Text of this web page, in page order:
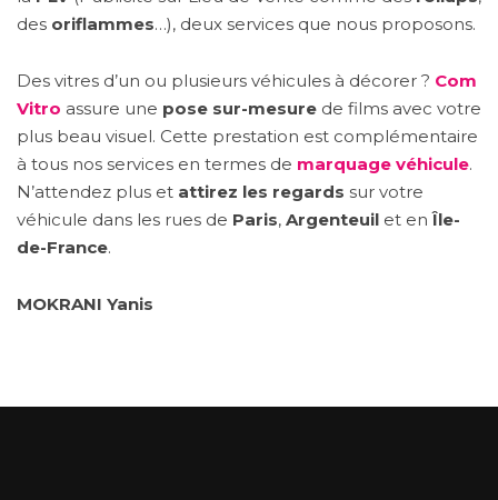
des oriflammes…), deux services que nous proposons.
Des vitres d’un ou plusieurs véhicules à décorer ? Com
Vitro assure une pose sur-mesure de films avec votre
plus beau visuel. Cette prestation est complémentaire
à tous nos services en termes de marquage véhicule.
N’attendez plus et attirez les regards sur votre
véhicule dans les rues de Paris, Argenteuil et enÎle-
de-France.
MOKRANI Yanis